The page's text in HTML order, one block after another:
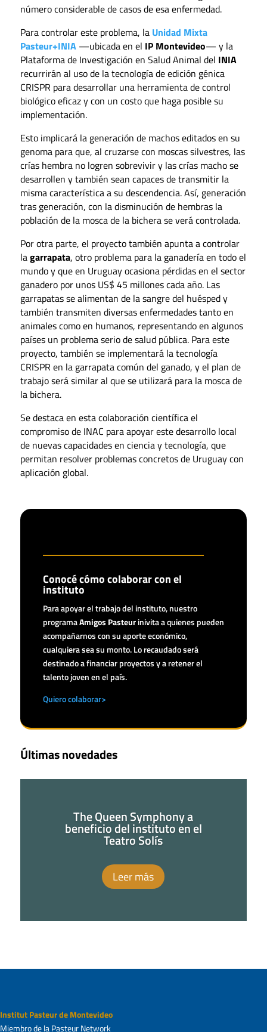
número considerable de casos de esa enfermedad.
Para controlar este problema, la Unidad Mixta
Pasteur+INIA—ubicada en el IP Montevideo— y la
Plataforma de Investigación en Salud Animal del INIA
recurrirán al uso de la tecnología de edición génica
CRISPR para desarrollar una herramienta de control
biológico eficaz y con un costo que haga posible su
implementación.
Esto implicará la generación de machos editados en su
genoma para que, al cruzarse con moscas silvestres, las
crías hembra no logren sobrevivir y las crías macho se
desarrollen y también sean capaces de transmitir la
misma característica a su descendencia. Así, generación
tras generación, con la disminución de hembras la
población de la mosca de la bichera se verá controlada.
Por otra parte, el proyecto también apunta a controlar
lagarrapata, otro problema para la ganadería en todo el
mundo y que en Uruguay ocasiona pérdidas en el sector
ganadero por unos US$ 45 millones cada año. Las
garrapatas se alimentan de la sangre del huésped y
también transmiten diversas enfermedades tanto en
animales como en humanos, representando en algunos
países un problema serio de salud pública. Para este
proyecto, también se implementará la tecnología
CRISPR en la garrapata común del ganado, y el plan de
trabajo será similar al que se utilizará para la mosca de
la bichera.
Se destaca en esta colaboración científica el
compromiso de INAC para apoyar este desarrollo local
de nuevas capacidades en ciencia y tecnología, que
permitan resolver problemas concretos de Uruguay con
aplicación global.
Conocé cómo colaborar con el
instituto
Para apoyar el trabajo del instituto, nuestro
programaAmigos Pasteur inivita a quienes pueden
acompañarnos con su aporte económico,
cualquiera sea su monto. Lo recaudado será
destinado a financiar proyectos y a retener el
talento joven en el país.
Quiero colaborar>
Últimas novedades
The Queen Symphony a
beneficio del instituto en el
Teatro Solís
Leer más
Institut Pasteur de Montevideo
Miembro de la Pasteur Network